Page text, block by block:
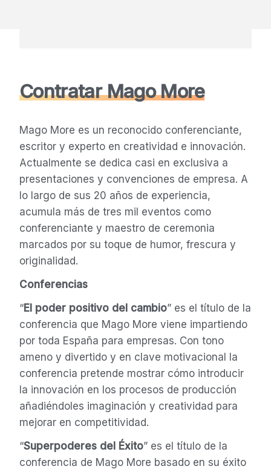
Contratar Mago More
Mago More es un reconocido conferenciante,
escritor y experto en creatividad e innovación.
Actualmente se dedica casi en exclusiva a
presentaciones y convenciones de empresa. A
lo largo de sus 20 años de experiencia,
acumula más de tres mil eventos como
conferenciante y maestro de ceremonia
marcados por su toque de humor, frescura y
originalidad.
Conferencias
“El poder positivo del cambio” es el título de la
conferencia que Mago More viene impartiendo
por toda España para empresas. Con tono
ameno y divertido y en clave motivacional la
conferencia pretende mostrar cómo introducir
la innovación en los procesos de producción
añadiéndoles imaginación y creatividad para
mejorar en competitividad.
“Superpoderes del Éxito” es el título de la
conferencia de Mago More basado en su éxito